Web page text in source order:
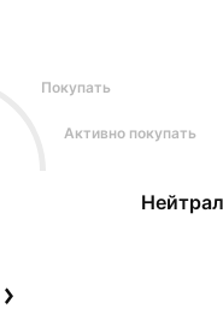
Покупать
Активно покупать